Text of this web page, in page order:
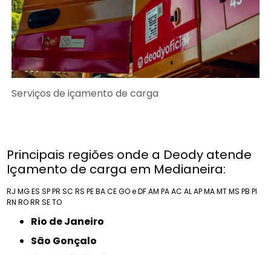
Serviços de içamento de carga
Principais regiões onde a Deody atende
Içamento de carga em Medianeira:
RJ MGES SPPR SC RS PEBACEGO e DFAM PAAC ALAPMAMTMS PB PI
RN RORR SETO
Rio de Janeiro
São Gonçalo